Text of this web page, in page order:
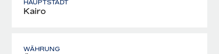
HAUPTSTADT
Kairo
WÄHRUNG